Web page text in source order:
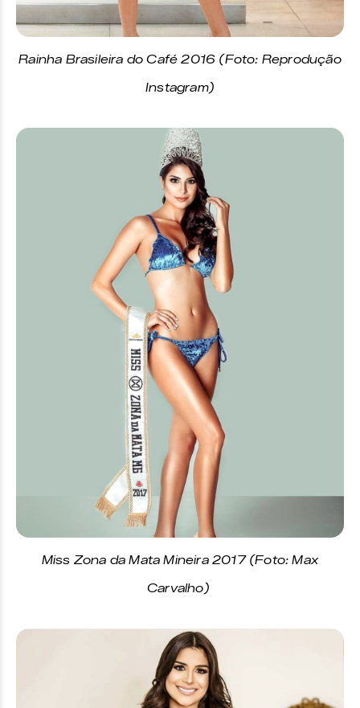
Rainha Brasileira do Café 2016 (Foto: Reprodução
Instagram)
Miss Zona da Mata Mineira 2017 (Foto: Max
Carvalho)